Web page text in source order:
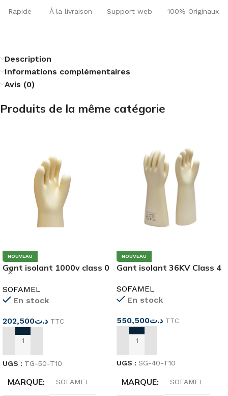
Rapide À la livraison Support web 100% Originaux
Description
Informations complémentaires
Avis (0)
Produits de la même catégorie
NOUVEAU
Gant isolant 1000v class 0
SOFAMEL
En stock
د.ت202,500 TTC
AJOUTER AU PANIER
UGS : TG-50-T10
MARQUE SOFAMEL
NOUVEAU
Gant isolant 36KV Class 4
SOFAMEL
En stock
د.ت550,500 TTC
AJOUTER AU PANIER
UGS : SG-40-T10
MARQUE SOFAMEL